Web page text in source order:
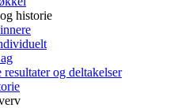
historie
resultater og deltakelser